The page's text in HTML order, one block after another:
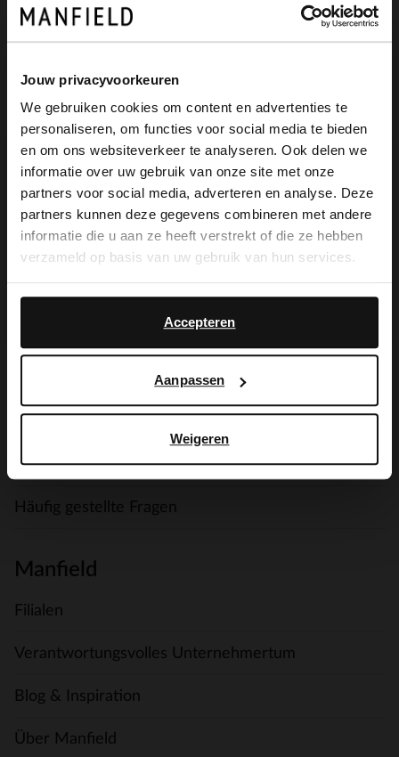
Jouw privacyvoorkeuren
We gebruiken cookies om content en advertenties te
personaliseren, om functies voor social media te bieden
en om ons websiteverkeer te analyseren. Ook delen we
informatie over uw gebruik van onze site met onze
partners voor social media, adverteren en analyse. Deze
partners kunnen deze gegevens combineren met andere
informatie die u aan ze heeft verstrekt of die ze hebben
verzameld op basis van uw gebruik van hun services.
Accepteren
Aanpassen
Weigeren
Die Vorteile von
My Manfield
warten auf dich
MELDE DICH JETZT BEI MY
MANFIELD AN
Mehr über My Manfield
Service
Versand & Lieferung
Zahlungsmethoden
Umtausch und Rückgabe
Häufig gestellte Fragen
Manfield
Filialen
Verantwortungsvolles Unternehmertum
Blog & Inspiration
Über Manfield
×
View this website in English?
It looks like your language isn't Dutch. Would
you like to switch to English?
English